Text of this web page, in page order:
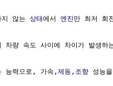
지 않는 상태에서 엔진 만 최저 회
량 속도 사이에 차이가 발생하
능력으로, 가속,
제동 , 조향 성능